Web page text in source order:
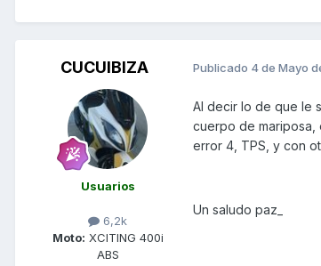
CUCUIBIZA
Usuarios
6,2k
Moto: XCITING 400i
ABS
Publicado 4 de Mayo
Al decir lo de que le
cuerpo de mariposa,
error 4, TPS, y con
Un saludo paz_